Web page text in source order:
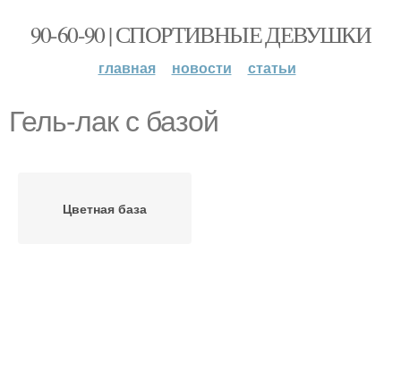
90-60-90 | СПОРТИВНЫЕ ДЕВУШКИ
главная новости статьи
Гель-лак с базой
Цветная база